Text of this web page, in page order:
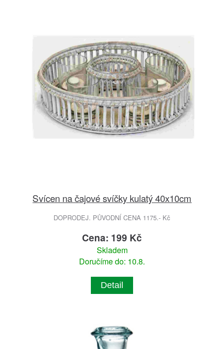
Svícen na čajové svíčky kulatý 40x10cm
DOPRODEJ. PŮVODNÍ CENA 1175.- Kč
Cena: 199 Kč
Skladem
Doručíme do: 10.8.
Detail